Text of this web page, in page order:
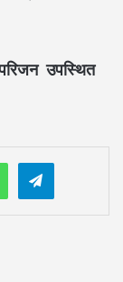
उपस्थित
WhatsAppTelegram